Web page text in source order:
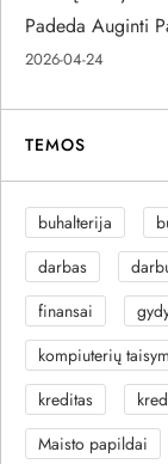
Padeda Auginti
2026-04-24
TEMOS
buhalterija
darbas
finansai
kompiuterių
kreditas
Maisto papildai